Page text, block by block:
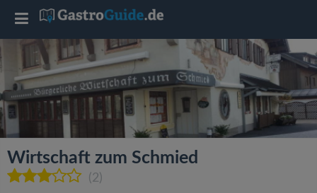
Wirtschaft zum Schmied
(2)
T
g
l